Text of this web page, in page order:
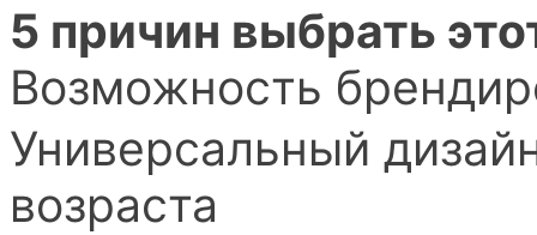
5 причин выбрать
Возможность
Универсальный
возраста